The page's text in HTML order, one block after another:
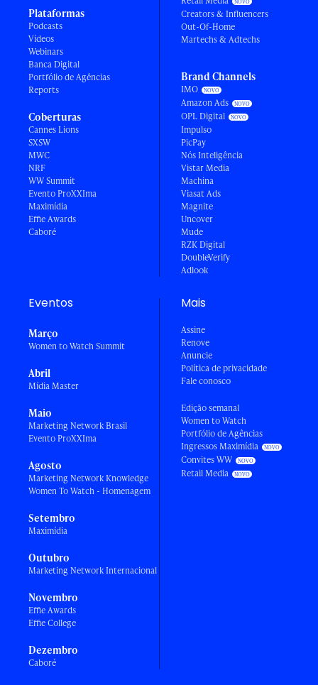
Plataformas
Podcasts
Vídeos
Webinars
Banca Digital
Portfólio de Agências
Reports
Coberturas
Cannes Lions
SXSW
MWC
NRF
WW Summit
Evento ProXXIma
Maximídia
Effie Awards
Caboré
Creators & Influencers
Out-Of-Home
Martechs & Adtechs
Brand Channels
IMO
Amazon Ads
OPL Digital
Impulso
PicPay
Nós Inteligência
Vistar Media
Machina
Viasat Ads
Magnite
Uncover
Mude
RZK Digital
DoubleVerify
Adlook
Eventos
Março
Women to Watch Summit
Abril
Mídia Master
Maio
Marketing Network Brasil
Evento ProXXIma
Agosto
Marketing Network Knowledge
Women To Watch - Homenagem
Setembro
Maximídia
Outubro
Marketing Network Internacional
Novembro
Effie Awards
Effie College
Dezembro
Caboré
Mais
Assine
Renove
Anuncie
Política de privacidade
Fale conosco
Edição semanal
Women to Watch
Portfólio de Agências
Ingressos Maximídia
Convites WW
Retail Media